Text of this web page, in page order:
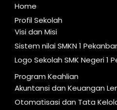
Home
Profil Sekolah
Visi dan Misi
Sistem nilai SMKN 1
Logo Sekolah SMK Negeri 1
Program Keahlian
Akuntansi dan Keuangan
Otomatisasi dan Tata